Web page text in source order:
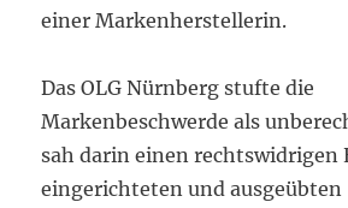
einer Markenherstellerin.
Das OLG Nürnberg stufte die
Markenbeschwerde als
sah darin einen rechtswidrigen
eingerichteten und ausgeübten